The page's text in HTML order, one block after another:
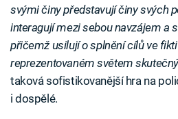
svými činy představují činy svých
interagují mezi sebou navzájem a
přičemž usilují o splnění cílů ve
reprezentovaném světem
taková sofistikovanější hra na
i dospělé.